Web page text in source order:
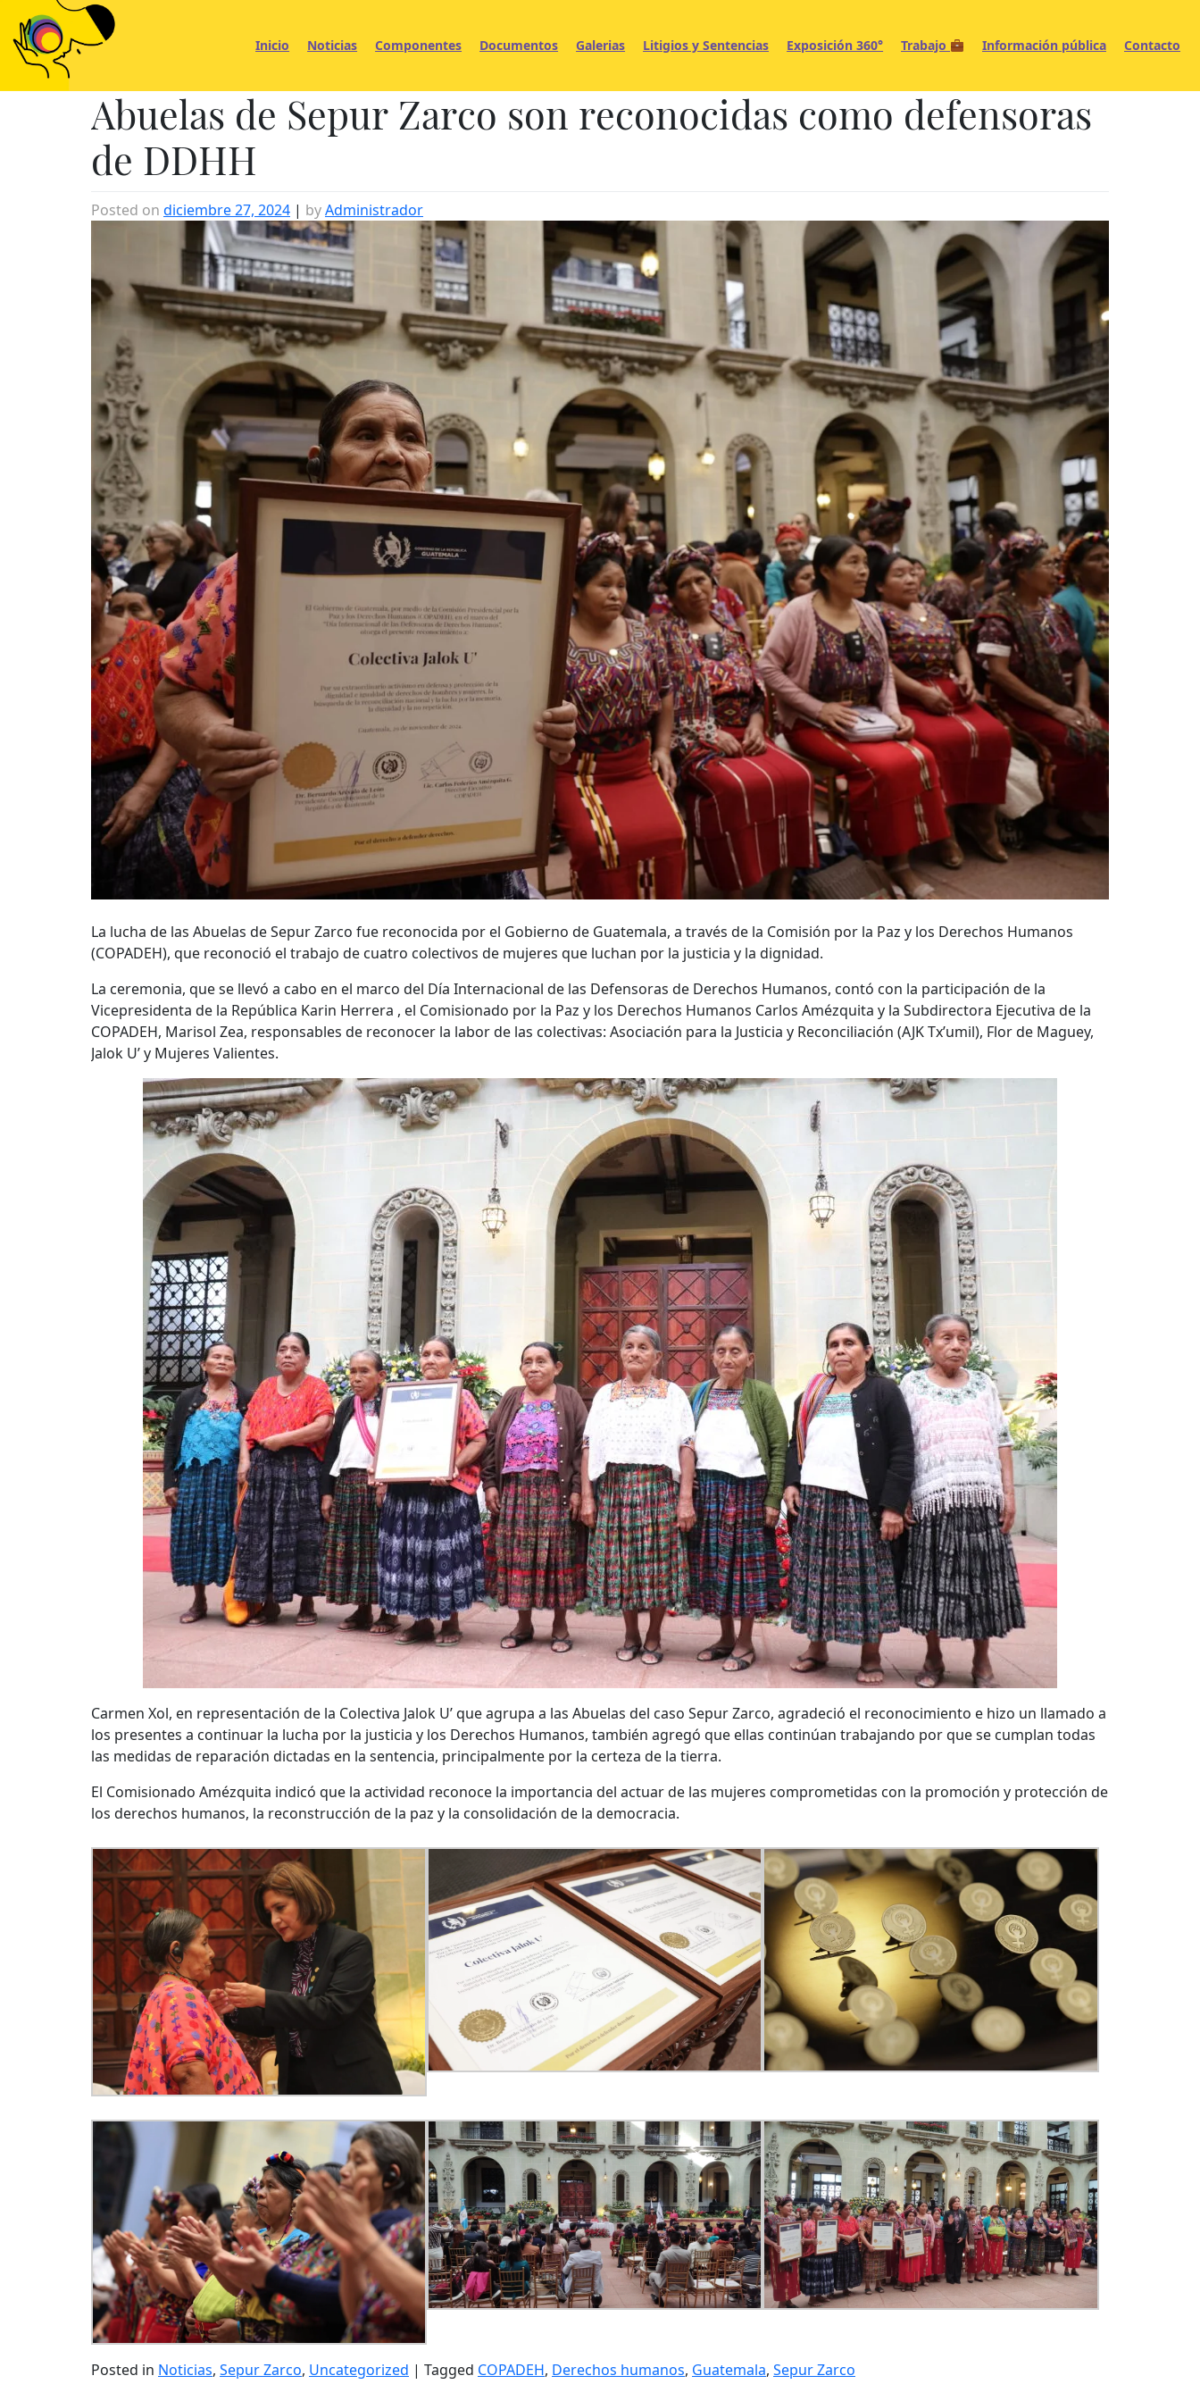
content
Inicio Noticias Componentes Documentos Galerias Litigios y Sentencias Exposición 360° Trabajo Información pública Contacto
Abuelas de Sepur Zarco son reconocidas como defensoras
de DDHH
Posted on diciembre 27, 2024 | byAdministrador
La lucha de las Abuelas de Sepur Zarco fue reconocida por el Gobierno de Guatemala, a través de la Comisión por la Paz y los Derechos Humanos
(COPADEH), que reconoció el trabajo de cuatro colectivos de mujeres que luchan por la justicia y la dignidad.
La ceremonia, que se llevó a cabo en el marco del Día Internacional de las Defensoras de Derechos Humanos, contó con la participación de la
Vicepresidenta de la República Karin Herrera , el Comisionado por la Paz y los Derechos Humanos Carlos Amézquita y la Subdirectora Ejecutiva de la
COPADEH, Marisol Zea, responsables de reconocer la labor de las colectivas: Asociación para la Justicia y Reconciliación (AJK Tx’umil), Flor de Maguey,
Jalok U’ y Mujeres Valientes.
Carmen Xol, en representación de la Colectiva Jalok U’ que agrupa a las Abuelas del caso Sepur Zarco, agradeció el reconocimiento e hizo un llamado a
los presentes a continuar la lucha por la justicia y los Derechos Humanos, también agregó que ellas continúan trabajando por que se cumplan todas
las medidas de reparación dictadas en la sentencia, principalmente por la certeza de la tierra.
El Comisionado Amézquita indicó que la actividad reconoce la importancia del actuar de las mujeres comprometidas con la promoción y protección de
los derechos humanos, la reconstrucción de la paz y la consolidación de la democracia.
Posted in Noticias, Sepur Zarco, Uncategorized | Tagged COPADEH, Derechos humanos, Guatemala, Sepur Zarco